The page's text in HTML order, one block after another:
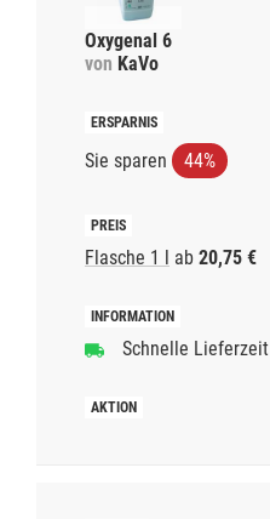
Oxygenal 6
von KaVo
Sie sparen 44%
Flasche 1 l ab 20,75 €
Schnelle Lieferzeit